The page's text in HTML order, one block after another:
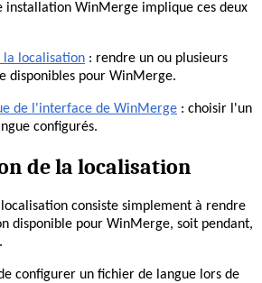
installation WinMerge implique ces deux
la localisation : rendre un ou plusieurs
disponibles pour WinMerge.
de l'interface de WinMerge : choisir l'un
configurés.
de la localisation
consiste simplement à rendre
disponible pour WinMerge, soit pendant,
configurer un fichier de langue lors de